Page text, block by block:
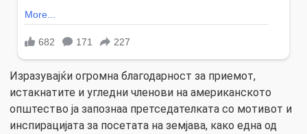
Изразувајќи огромна благодарност за приемот,
истакнатите и угледни членови на американското
општество ја запознаа претседателката со мотивот и
инспирацијата за посетата на земјава, како една од